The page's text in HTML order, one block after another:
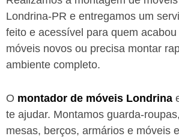
Londrina-PR e entregamos um
feito e acessível para quem
móveis novos ou precisa montar
ambiente completo.
O montador de móveis Londrina
te ajudar. Montamos guarda-
mesas, berços, armários e móveis